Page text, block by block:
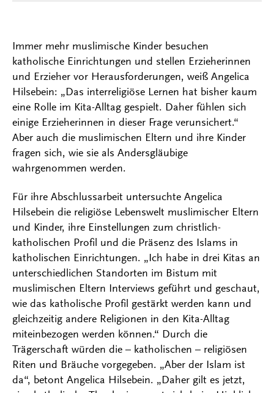
Immer mehr muslimische Kinder besuchen
katholische Einrichtungen und stellen Erzieherinnen
und Erzieher vor Herausforderungen, weiß Angelica
Hilsebein: „Das interreligiöse Lernen hat bisher kaum
eine Rolle im Kita-Alltag gespielt. Daher fühlen sich
einige Erzieherinnen in dieser Frage verunsichert.“
Aber auch die muslimischen Eltern und ihre Kinder
fragen sich, wie sie als Andersgläubige
wahrgenommen werden.
Für ihre Abschlussarbeit untersuchte Angelica
Hilsebein die religiöse Lebenswelt muslimischer Eltern
und Kinder, ihre Einstellungen zum christlich-
katholischen Profil und die Präsenz des Islams in
katholischen Einrichtungen. „Ich habe in drei Kitas an
unterschiedlichen Standorten im Bistum mit
muslimischen Eltern Interviews geführt und geschaut,
wie das katholische Profil gestärkt werden kann und
gleichzeitig andere Religionen in den Kita-Alltag
miteinbezogen werden können.“ Durch die
Trägerschaft würden die – katholischen – religiösen
Riten und Bräuche vorgegeben. „Aber der Islam ist
da“, betont Angelica Hilsebein. „Daher gilt es jetzt,